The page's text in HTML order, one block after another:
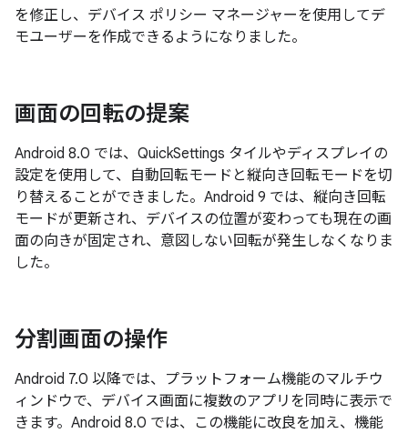
を修正し、デバイス ポリシー マネージャーを使用してデ
モユーザーを作成できるようになりました。
画面の回転の提案
Android 8.0 では、QuickSettings タイルやディスプレイの
設定を使用して、自動回転モードと縦向き回転モードを切
り替えることができました。Android 9 では、縦向き回転
モードが更新され、デバイスの位置が変わっても現在の画
面の向きが固定され、意図しない回転が発生しなくなりま
した。
分割画面の操作
Android 7.0 以降では、プラットフォーム機能のマルチウ
ィンドウで、デバイス画面に複数のアプリを同時に表示で
きます。Android 8.0 では、この機能に改良を加え、機能